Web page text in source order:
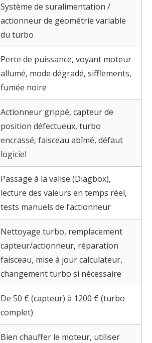
Système de suralimentation /
actionneur de géométrie variable
du turbo
Perte de puissance, voyant moteur
allumé, mode dégradé, sifflements,
fumée noire
Actionneur grippé, capteur de
position défectueux, turbo
encrassé, faisceau abîmé, défaut
logiciel
Passage à la valise (Diagbox),
lecture des valeurs en temps réel,
tests manuels de l’actionneur
Nettoyage turbo, remplacement
capteur/actionneur, réparation
faisceau, mise à jour calculateur,
changement turbo si nécessaire
De 50 € (capteur) à 1200 € (turbo
complet)
Bien chauffer le moteur, utiliser